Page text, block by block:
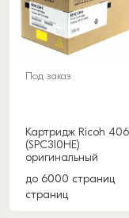
Под заказ
Картридж Ricoh
(SPC310HE)
оригинальный
до 6000 страниц
страниц